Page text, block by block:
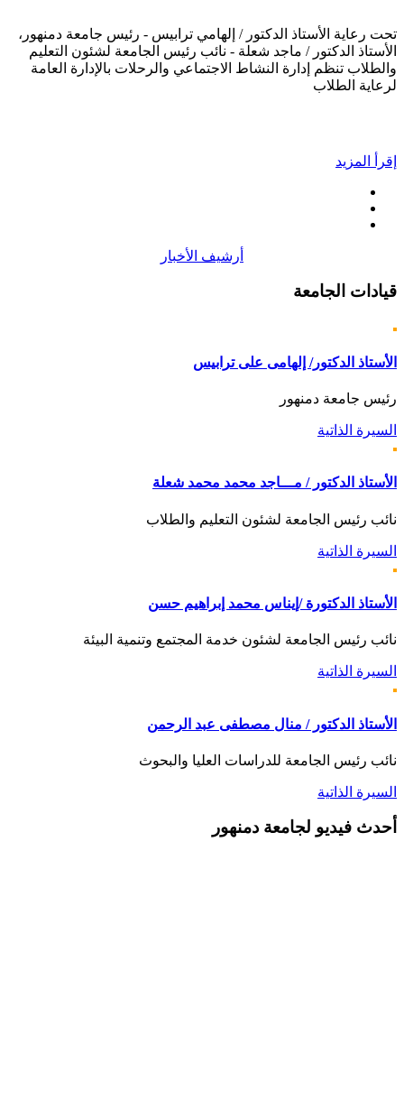
تحت رعاية الأستاذ الدكتور / إلهامي ترابيس - رئيس جامعة دمنهور،
الأستاذ الدكتور / ماجد شعلة - نائب رئيس الجامعة لشئون التعليم
والطلاب تنظم إدارة النشاط الاجتماعي والرحلات بالإدارة العامة
لرعاية الطلاب
إقرأ المزيد
أرشيف الأخبار
قيادات الجامعة
الأستاذ الدكتور/ إلهامى على ترابيس
رئيس جامعة دمنهور
السيرة الذاتية
الأستاذ الدكتور / مـــاجد محمد محمد شعلة
نائب رئيس الجامعة لشئون التعليم والطلاب
السيرة الذاتية
الأستاذ الدكتورة /إيناس محمد إبراهيم حسن
نائب رئيس الجامعة لشئون خدمة المجتمع وتنمية البيئة
السيرة الذاتية
الأستاذ الدكتور / منال مصطفى عبد الرحمن
نائب رئيس الجامعة للدراسات العليا والبحوث
السيرة الذاتية
أحدث فيديو لجامعة دمنهور